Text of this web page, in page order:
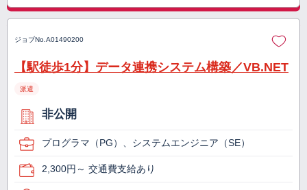
ジョブNo. A01490200
【駅徒歩1分】データ連携システム構築／VB.NET
派遣
非公開
プログラマ（PG）、システムエンジニア（SE）
2,300円～ 交通費支給あり